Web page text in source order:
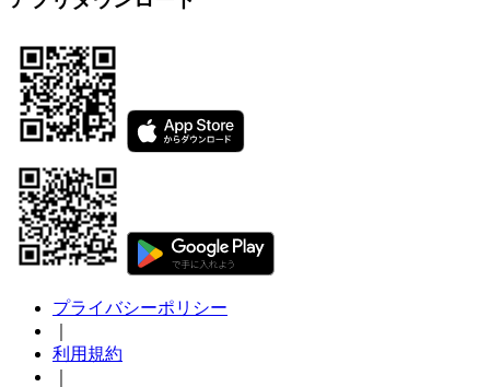
プライバシーポリシー
利用規約